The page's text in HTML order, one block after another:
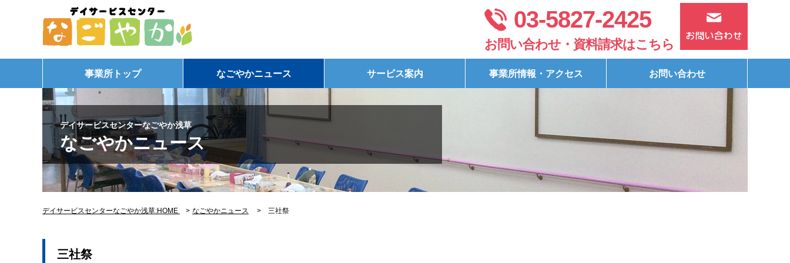
03-5827-2425
お問い合わせ・資料請求はこちら
事業所トップ なごやかニュース サービス案内 事業所情報・アクセス お問い合わせ
デイサービスセンターなごやか浅草
なごやかニュース
デイサービスセンターなごやか浅草:HOME > なごやかニュース 三社祭
三社祭